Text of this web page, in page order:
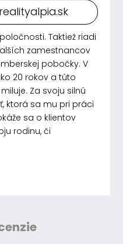
Taktiež riadi
zamestnancov
pobočky. V
20 rokov a túto
Za svoju silnú
ktorá sa mu pri práci
sa o klientov
rodinu, či